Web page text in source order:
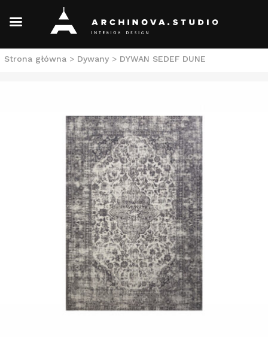
Skip
Strona główna > Dywany > DYWAN SEDEF DUNE